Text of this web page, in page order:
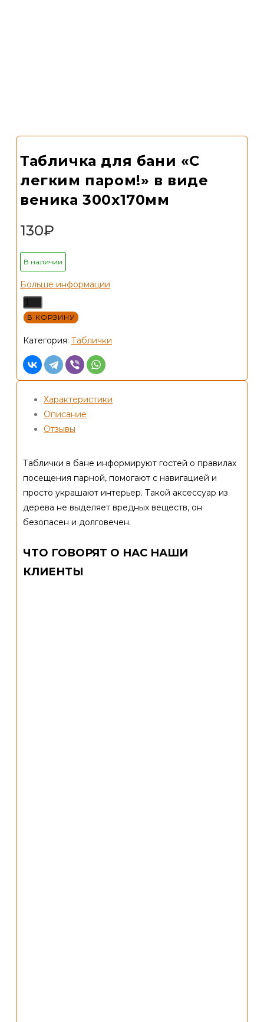
Табличка для бани «С
легким паром!» в виде
веника 300х170мм
130₽
В наличии
Больше информации
товара
для
бани
"С
паром!"
виде
300х170мм
В КОРЗИНУ
Категория: Таблички
Характеристики
Описание
Отзывы
Таблички в бане информируют гостей о правилах
посещения парной, помогают с навигацией и
просто украшают интерьер. Такой аксессуар из
дерева не выделяет вредных веществ, он
безопасен и долговечен.
ЧТО ГОВОРЯТ О НАС НАШИ
КЛИЕНТЫ